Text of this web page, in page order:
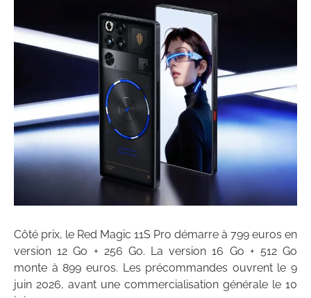
Côté prix, le Red Magic 11S Pro démarre à 799 euros en
version 12 Go + 256 Go. La version 16 Go + 512 Go
monte à 899 euros. Les précommandes ouvrent le 9
juin 2026, avant une commercialisation générale le 10